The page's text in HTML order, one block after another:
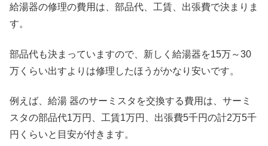
給湯器の修理の費用は、部品代、工賃、出張費で決まりま
す。
部品代も決まっていますので、新しく給湯器を15万～30
万くらい出すよりは修理したほうがかなり安いです。
例えば、給湯 器のサーミスタを交換する費用は、サーミ
スタの部品代1万円、工賃1万円、出張費5千円の計2万5千
円くらいと目安が付きます。